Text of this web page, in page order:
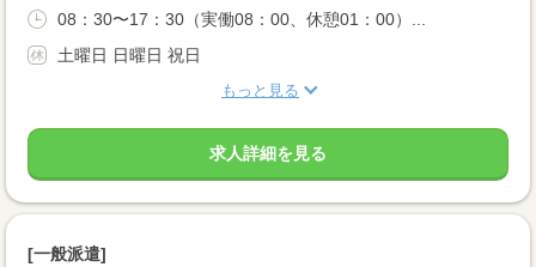
08：30〜17：30（実働08：00、休憩01：00）...
土曜日 日曜日 祝日
もっと見る
求人詳細を見る
[一般派遣]